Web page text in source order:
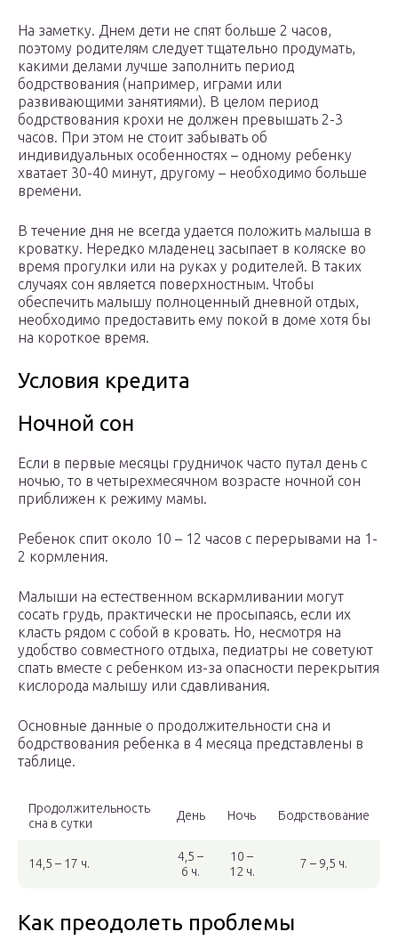
На заметку. Днем дети не спят больше 2 часов,
поэтому родителям следует тщательно продумать,
какими делами лучше заполнить период
бодрствования (например, играми или
развивающими занятиями). В целом период
бодрствования крохи не должен превышать 2-3
часов. При этом не стоит забывать об
индивидуальных особенностях – одному ребенку
хватает 30-40 минут, другому – необходимо больше
времени.
В течение дня не всегда удается положить малыша в
кроватку. Нередко младенец засыпает в коляске во
время прогулки или на руках у родителей. В таких
случаях сон является поверхностным. Чтобы
обеспечить малышу полноценный дневной отдых,
необходимо предоставить ему покой в доме хотя бы
на короткое время.
Условия кредита
Ночной сон
Если в первые месяцы грудничок часто путал день с
ночью, то в четырехмесячном возрасте ночной сон
приближен к режиму мамы.
Ребенок спит около 10 – 12 часов с перерывами на 1-
2 кормления.
Малыши на естественном вскармливании могут
сосать грудь, практически не просыпаясь, если их
класть рядом с собой в кровать. Но, несмотря на
удобство совместного отдыха, педиатры не советуют
спать вместе с ребенком из-за опасности перекрытия
кислорода малышу или сдавливания.
Основные данные о продолжительности сна и
бодрствования ребенка в 4 месяца представлены в
таблице.
Продолжительность
сна в сутки
День Ночь Бодрствование
14,5 – 17 ч.
4,5 –
6 ч.
10 –
12 ч.
7 – 9,5 ч.
Как преодолеть проблемы